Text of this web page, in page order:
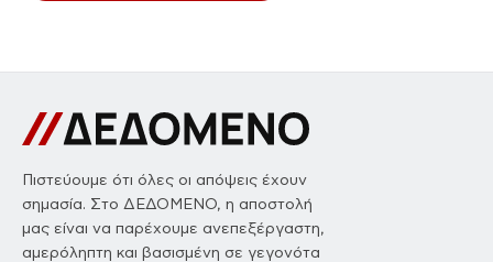
Πιστεύουμε ότι όλες οι απόψεις έχουν
σημασία. Στο ΔΕΔΟΜΕΝΟ, η αποστολή
μας είναι να παρέχουμε ανεπεξέργαστη,
αμερόληπτη και βασισμένη σε γεγονότα